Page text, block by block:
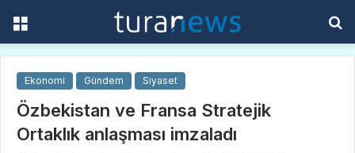
Ekonomi Gündem Siyaset
Özbekistan ve Fransa Stratejik
Ortaklık anlaşması imzaladı